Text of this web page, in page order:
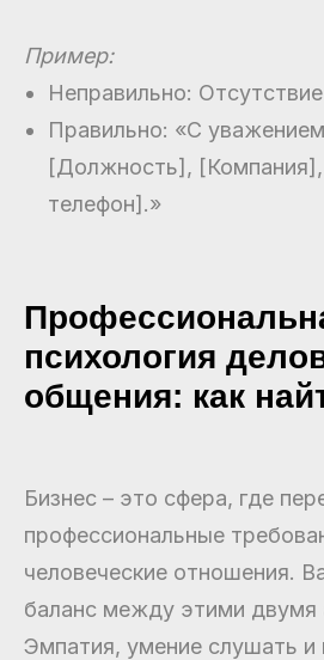
Пример:
Неправильно:
Правильно: «С
[Должность],
телефон].»
психология
общения: как
Бизнес – это сфера, где
профессиональные
человеческие отношения.
баланс между этими двумя
Эмпатия, умение слушать и